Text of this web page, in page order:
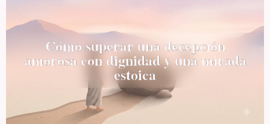
Cómo superar una decepción
amorosa con dignidad y una mirada
estoica